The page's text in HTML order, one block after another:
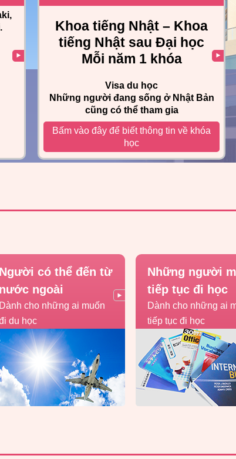
Khoa tiếng Nhật – Khoa
tiếng Nhật sau Đại học
Mỗi năm 1 khóa
Visa du học
Những người đang sống ở Nhật Bản
cũng có thể tham gia
Bấm vào đây để biết thông tin về khóa
học
Người có thể đến từ
nước ngoài
Dành cho những ai muốn
du học
Những người
tiếp tục đi học
Dành cho những ai
tiếp tục đi học